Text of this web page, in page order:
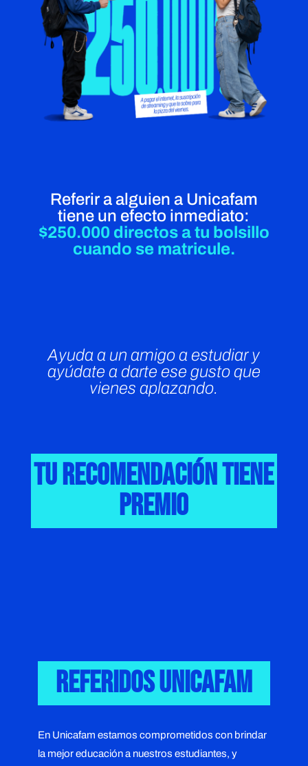
Referir a alguien a Unicafam
tiene un efecto inmediato:
$250.000 directos a tu bolsillo
cuando se matricule.
Ayuda a un amigo a estudiar y
ayúdate a darte ese gusto que
vienes aplazando.
Tu recomendación tiene
premio
Referidos Unicafam
En Unicafam estamos comprometidos con brindar
la mejor educación a nuestros estudiantes, y